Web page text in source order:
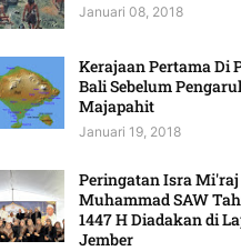
Januari 08, 2018
Kerajaan Pertama Di
Bali Sebelum
Majapahit
Januari 19, 2018
Peringatan Isra Mi'raj
Muhammad SAW
1447 H Diadakan di
Jember